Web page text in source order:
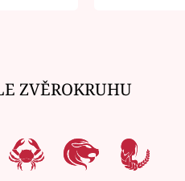
ZVĚROKRUHU